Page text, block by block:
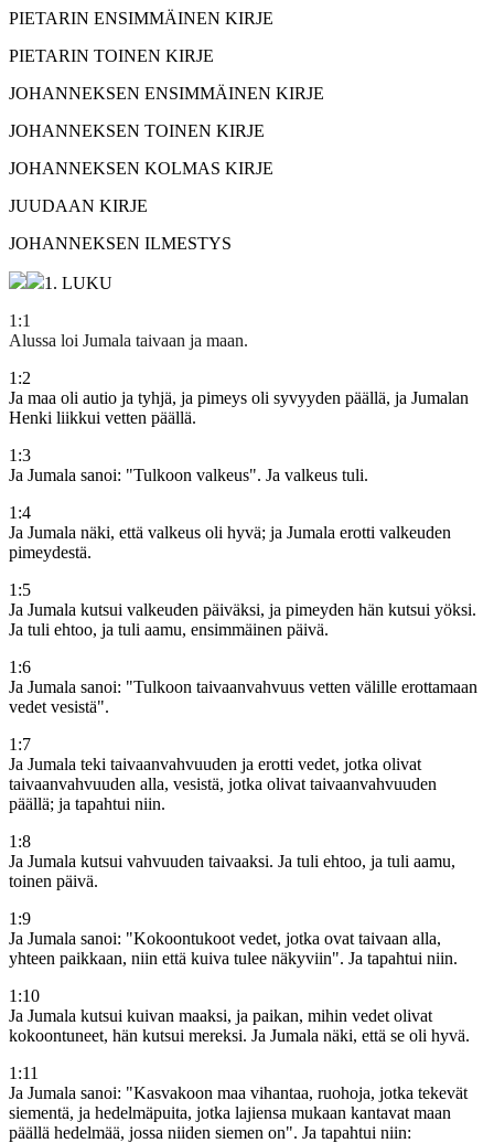
PIETARIN ENSIMMÄINEN KIRJE
PIETARIN TOINEN KIRJE
JOHANNEKSEN ENSIMMÄINEN KIRJE
JOHANNEKSEN TOINEN KIRJE
JOHANNEKSEN KOLMAS KIRJE
JUUDAAN KIRJE
JOHANNEKSEN ILMESTYS
1. LUKU
1 :1
Alussa loi Jumala taivaan ja maan.
1 :2
Ja maa oli autio ja tyhjä, ja pimeys oli syvyyden päällä, ja Jumalan
Henki liikkui vetten päällä.
1 :3
Ja Jumala sanoi: "Tulkoon valkeus". Ja valkeus tuli.
1 :4
Ja Jumala näki, että valkeus oli hyvä; ja Jumala erotti valkeuden
pimeydestä.
1 :5
Ja Jumala kutsui valkeuden päiväksi, ja pimeyden hän kutsui yöksi.
Ja tuli ehtoo, ja tuli aamu, ensimmäinen päivä.
1 :6
Ja Jumala sanoi: "Tulkoon taivaanvahvuus vetten välille erottamaan
vedet vesistä".
1 :7
Ja Jumala teki taivaanvahvuuden ja erotti vedet, jotka olivat
taivaanvahvuuden alla, vesistä, jotka olivat taivaanvahvuuden
päällä; ja tapahtui niin.
1 :8
Ja Jumala kutsui vahvuuden taivaaksi. Ja tuli ehtoo, ja tuli aamu,
toinen päivä.
1 :9
Ja Jumala sanoi: "Kokoontukoot vedet, jotka ovat taivaan alla,
yhteen paikkaan, niin että kuiva tulee näkyviin". Ja tapahtui niin.
1 :10
Ja Jumala kutsui kuivan maaksi, ja paikan, mihin vedet olivat
kokoontuneet, hän kutsui mereksi. Ja Jumala näki, että se oli hyvä.
1 :11
Ja Jumala sanoi: "Kasvakoon maa vihantaa, ruohoja, jotka tekevät
siementä, ja hedelmäpuita, jotka lajiensa mukaan kantavat maan
päällä hedelmää, jossa niiden siemen on". Ja tapahtui niin: